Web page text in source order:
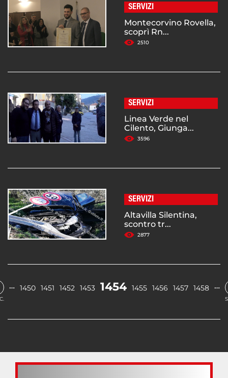
SERVIZI
Montecorvino Rovella,
scoprì Rn...
2510
SERVIZI
Linea Verde nel
Cilento, Giunga...
3596
SERVIZI
Altavilla Silentina,
scontro tr...
2877
… 1450 1451 1452 1453 1454 1455 1456 1457 1458 …